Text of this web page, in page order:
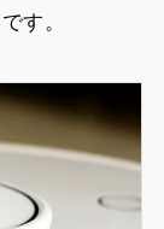
す。